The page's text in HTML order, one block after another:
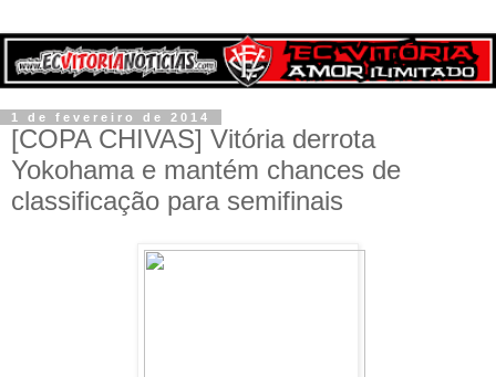
1 de fevereiro de 2014
[COPA CHIVAS] Vitória derrota
Yokohama e mantém chances de
classificação para semifinais